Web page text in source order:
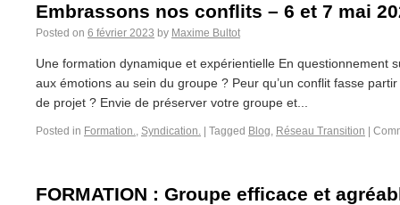
Embrassons nos conflits – 6 et 7 mai
Posted on 6 février 2023 by Maxime Bultot
Une formation dynamique et expérientielle En questionnement
aux émotions au sein du groupe ? Peur qu’un conflit fasse
de projet ? Envie de préserver votre groupe et...
Posted in Formation., Syndication. Tagged Blog, Réseau Transition
FORMATION : Groupe efficace et